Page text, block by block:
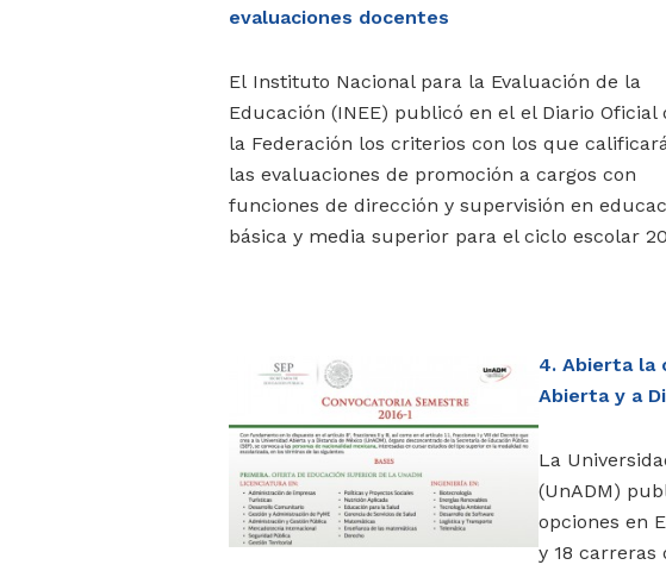
evaluaciones docentes
El Instituto Nacional para la Evaluación de la
Educación (INEE) publicó en el el Diario Oficial
la Federación los criterios con los que
las evaluaciones de promoción a cargos con
funciones de dirección y supervisión en
básica y media superior para el ciclo escolar
4. Abierta la
Abierta y a
La
(UnADM)
opciones en
y 18 carreras